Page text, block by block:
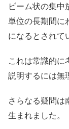
ビーム状の集
単位の長期間に
になるとされて
これは常識的に
説明するには無
さらなる疑問は
生まれました。